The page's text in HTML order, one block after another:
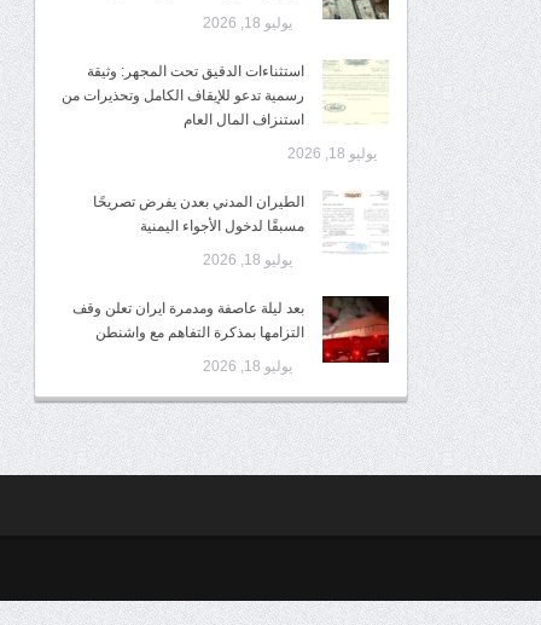
يوليو 18, 2026
استثناءات الدقيق تحت المجهر: وثيقة
رسمية تدعو للإيقاف الكامل وتحذيرات من
استنزاف المال العام
يوليو 18, 2026
الطيران المدني بعدن يفرض تصريحًا
مسبقًا لدخول الأجواء اليمنية
يوليو 18, 2026
بعد ليلة عاصفة ومدمرة ايران تعلن وقف
التزامها بمذكرة التفاهم مع واشنطن
يوليو 18, 2026